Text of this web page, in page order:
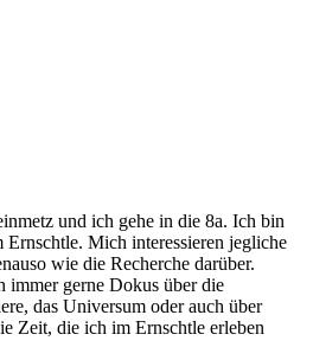
und ich gehe in die 8a. Ich bin
Ernschtle. Mich interessieren jegliche
wie die Recherche darüber.
immer gerne Dokus über die
das Universum oder auch über
Zeit, die ich im Ernschtle erleben